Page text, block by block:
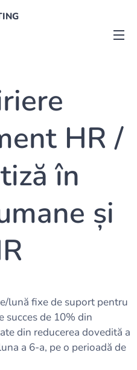
HR /
în
și
lună fixe de suport pentru
succes de 10% din
din reducerea dovedită a
a 6-a, pe o perioadă de